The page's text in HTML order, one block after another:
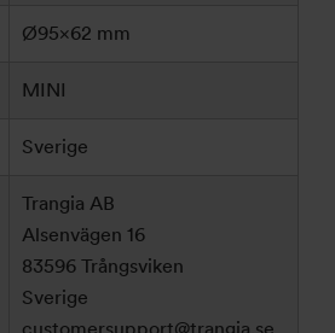
Ø95×62 mm
MINI
Sverige
Trangia AB
Alsenvägen 16
83596 Trångsviken
Sverige